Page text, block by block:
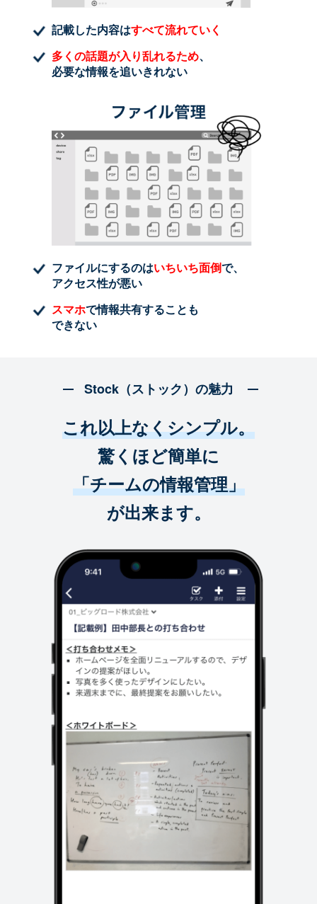
記載した内容はすべて流れていく
多くの話題が入り乱れるため、
必要な情報を追いきれない
ファイルにするのはいちいち面倒で、
アクセス性が悪い
スマホで情報共有することも
できない
Stock（ストック）の魅力
これ以上なくシンプル。
驚くほど簡単に
「チームの情報管理」
が出来ます。